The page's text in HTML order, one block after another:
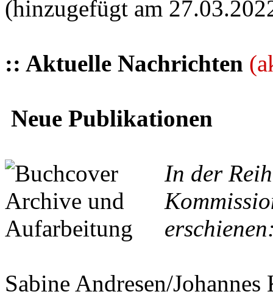
(hinzugefügt am
:: Aktuelle Nachrichten
Neue Publikationen
In der
Sabine Andresen/